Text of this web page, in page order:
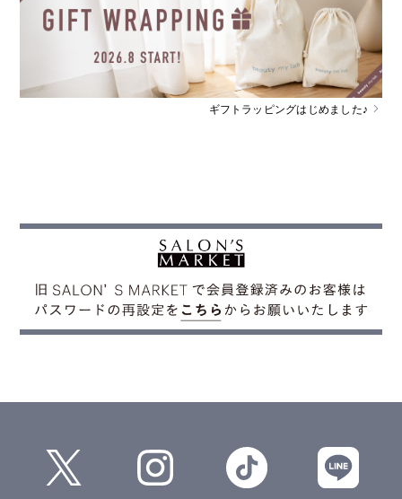
ギフトラッピングはじめました♪